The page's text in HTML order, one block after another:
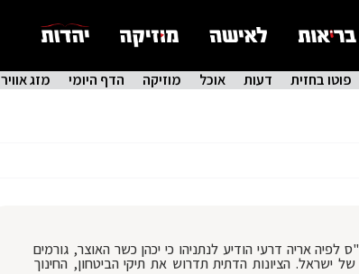
פוטו בחזית דעות אוכל מוזיקה הדף היומי מזג אוויר
אריה דרעי הודיע לנתניהו כי יכהן כשר האוצר, גורמים
ישראל. הציונות הדתית תדרוש את תיקי הביטחון, החינוך